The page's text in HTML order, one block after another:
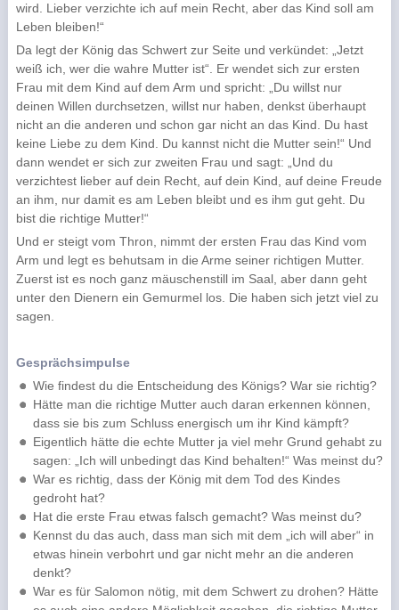
wird. Lieber verzichte ich auf mein Recht, aber das Kind soll am
Leben bleiben!“
Da legt der König das Schwert zur Seite und verkündet: „Jetzt
weiß ich, wer die wahre Mutter ist“. Er wendet sich zur ersten
Frau mit dem Kind auf dem Arm und spricht: „Du willst nur
deinen Willen durchsetzen, willst nur haben, denkst überhaupt
nicht an die anderen und schon gar nicht an das Kind. Du hast
keine Liebe zu dem Kind. Du kannst nicht die Mutter sein!“ Und
dann wendet er sich zur zweiten Frau und sagt: „Und du
verzichtest lieber auf dein Recht, auf dein Kind, auf deine Freude
an ihm, nur damit es am Leben bleibt und es ihm gut geht. Du
bist die richtige Mutter!“
Und er steigt vom Thron, nimmt der ersten Frau das Kind vom
Arm und legt es behutsam in die Arme seiner richtigen Mutter.
Zuerst ist es noch ganz mäuschenstill im Saal, aber dann geht
unter den Dienern ein Gemurmel los. Die haben sich jetzt viel zu
sagen.
Gesprächsimpulse
Wie findest du die Entscheidung des Königs? War sie richtig?
Hätte man die richtige Mutter auch daran erkennen können,
dass sie bis zum Schluss energisch um ihr Kind kämpft?
Eigentlich hätte die echte Mutter ja viel mehr Grund gehabt zu
sagen: „Ich will unbedingt das Kind behalten!“ Was meinst du?
War es richtig, dass der König mit dem Tod des Kindes
gedroht hat?
Hat die erste Frau etwas falsch gemacht? Was meinst du?
Kennst du das auch, dass man sich mit dem „ich will aber“ in
etwas hinein verbohrt und gar nicht mehr an die anderen
denkt?
War es für Salomon nötig, mit dem Schwert zu drohen? Hätte